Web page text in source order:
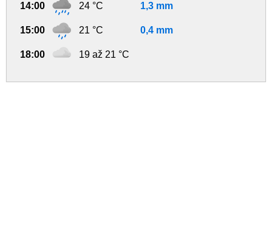
14:00 24 °C 1,3 mm
15:00 21 °C 0,4 mm
18:00 19 až 21 °C